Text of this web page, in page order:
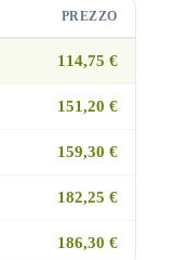
PREZZO
114,75 €
151,20 €
159,30 €
182,25 €
186,30 €